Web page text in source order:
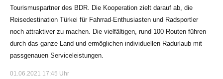
Tourismuspartner des BDR. Die Kooperation zielt darauf ab, die
Reisedestination Türkei für Fahrrad-Enthusiasten und Radsportler
noch attraktiver zu machen. Die vielfältigen, rund 100 Routen führen
durch das ganze Land und ermöglichen individuellen Radurlaub mit
passgenauen Serviceleistungen.
01.06.2021 17:45 Uhr